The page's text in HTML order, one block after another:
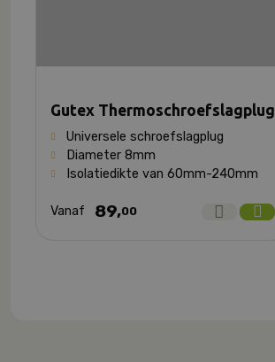
Gutex Thermoschroefslagplug
Universele schroefslagplug
Diameter 8mm
Isolatiedikte van 60mm-240mm
Vanaf 89,00